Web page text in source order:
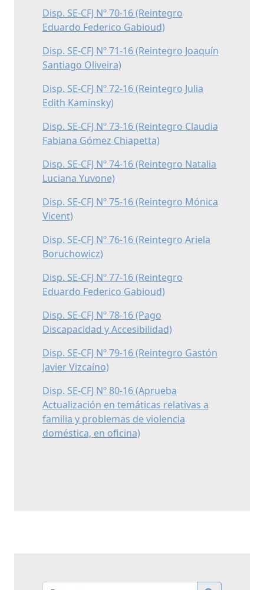
Disp. SE-CFJ Nº 70-16 (Reintegro
Eduardo Federico Gabioud)
Disp. SE-CFJ Nº 71-16 (Reintegro Joaquín
Santiago Oliveira)
Disp. SE-CFJ Nº 72-16 (Reintegro Julia
Edith Kaminsky)
Disp. SE-CFJ Nº 73-16 (Reintegro Claudia
Fabiana Gómez Chiapetta)
Disp. SE-CFJ Nº 74-16 (Reintegro Natalia
Luciana Yuvone)
Disp. SE-CFJ Nº 75-16 (Reintegro Mónica
Vicent)
Disp. SE-CFJ Nº 76-16 (Reintegro Ariela
Boruchowicz)
Disp. SE-CFJ Nº 77-16 (Reintegro
Eduardo Federico Gabioud)
Disp. SE-CFJ Nº 78-16 (Pago
Discapacidad y Accesibilidad)
Disp. SE-CFJ Nº 79-16 (Reintegro Gastón
Javier Vizcaíno)
Disp. SE-CFJ Nº 80-16 (Aprueba
Actualización en temáticas relativas a
familia y problemas de violencia
doméstica, en oficina)